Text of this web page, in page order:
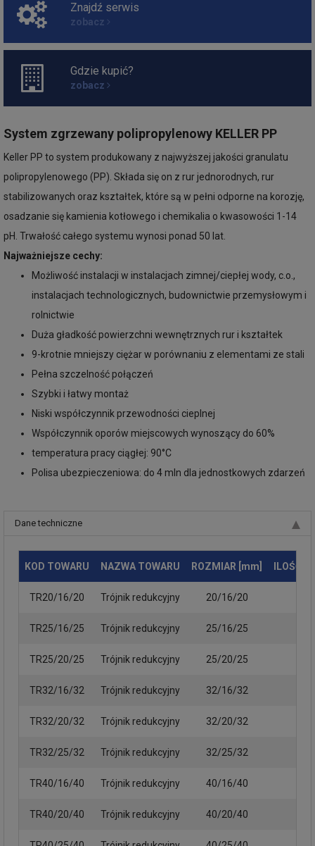
Znajdź serwis
zobacz
Gdzie kupić?
zobacz
System zgrzewany polipropylenowy KELLER PP
Keller PP to system produkowany z najwyższej jakości granulatu
polipropylenowego (PP). Składa się on z rur jednorodnych, rur
stabilizowanych oraz kształtek, które są w pełni odporne na korozję,
osadzanie się kamienia kotłowego i chemikalia o kwasowości 1-14
pH. Trwałość całego systemu wynosi ponad 50 lat.
Najważniejsze cechy:
Możliwość instalacji w instalacjach zimnej/ciepłej wody, c.o.,
instalacjach technologicznych, budownictwie przemysłowym i
rolnictwie
Duża gładkość powierzchni wewnętrznych rur i kształtek
9-krotnie mniejszy ciężar w porównaniu z elementami ze stali
Pełna szczelność połączeń
Szybki i łatwy montaż
Niski współczynnik przewodności cieplnej
Współczynnik oporów miejscowych wynoszący do 60%
temperatura pracy ciągłej: 90°C
Polisa ubezpieczeniowa: do 4 mln dla jednostkowych zdarzeń
Dane techniczne
KOD TOWARU NAZWA TOWARU ROZMIAR [mm] ILOŚĆ
TR20/16/20 Trójnik redukcyjny 20/16/20
TR25/16/25 Trójnik redukcyjny 25/16/25
TR25/20/25 Trójnik redukcyjny 25/20/25
TR32/16/32 Trójnik redukcyjny 32/16/32
TR32/20/32 Trójnik redukcyjny 32/20/32
TR32/25/32 Trójnik redukcyjny 32/25/32
TR40/16/40 Trójnik redukcyjny 40/16/40
TR40/20/40 Trójnik redukcyjny 40/20/40